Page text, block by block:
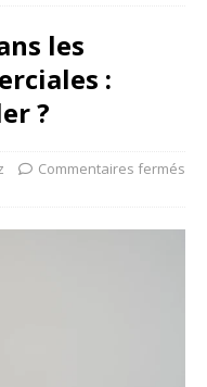
les
:
?
Commentaires fermés